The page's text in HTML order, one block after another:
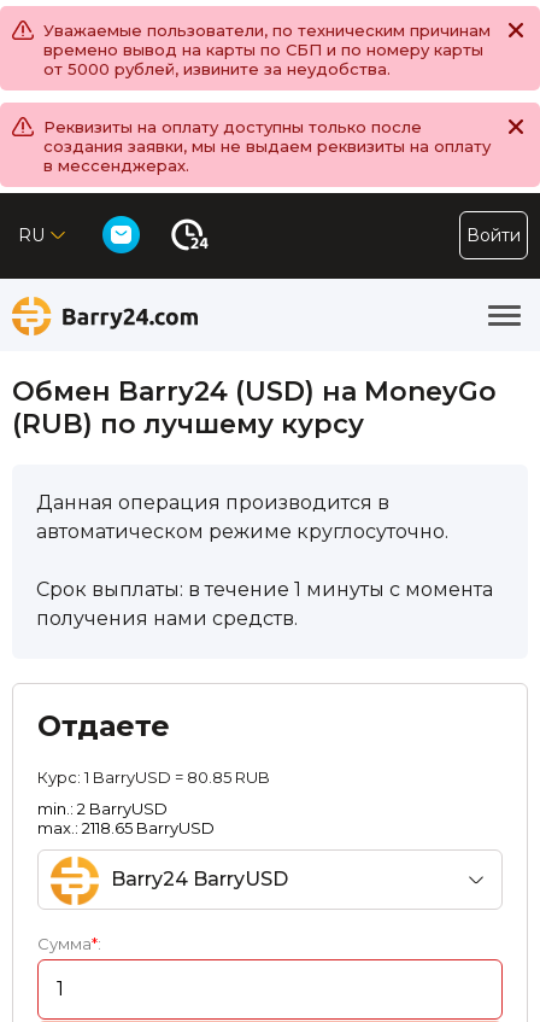
Уважаемые пользователи, по техническим причинам
времено вывод на карты по СБП и по номеру карты
от 5000 рублей, извините за неудобства.
Реквизиты на оплату доступны только после
создания заявки, мы не выдаем реквизиты на оплату
в мессенджерах.
RU Войти
Обмен Barry24 (USD) на MoneyGo
(RUB) по лучшему курсу
Данная операция производится в
автоматическом режиме круглосуточно.
Срок выплаты: в течение 1 минуты с момента
получения нами средств.
Отдаете
Курс:1 BarryUSD = 80.85 RUB
min.: 2 BarryUSD
max.: 2118.65 BarryUSD
Barry24 BarryUSD
Сумма*: